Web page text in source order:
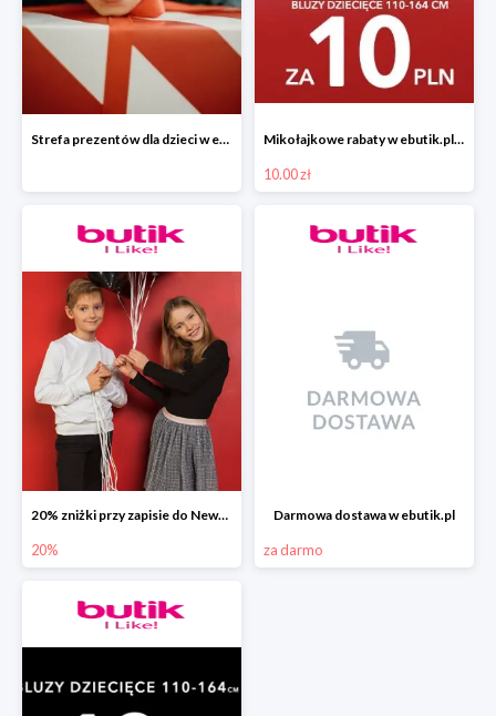
Strefa prezentów dla dzieci w ebutik.pl Mikołajkowe rabaty w ebutik.pl bluzy dziecięce za 10 zł
10.00 zł
20% zniżki przy zapisie do Newslettera ebutik.pl
20%
Darmowa dostawa w ebutik.pl
za darmo